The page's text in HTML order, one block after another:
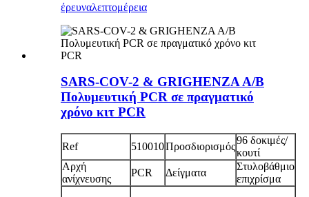
έρευναλεπτομέρεια
SARS-COV-2 & GRIGHENZA A/B
Πολυμευτική PCR σε πραγματικό
χρόνο κιτ PCR
Ref 510010Προσδιορισμός
96 δοκιμές/
κουτί
Αρχή
ανίχνευσης
PCR Δείγματα
Στυλοβάθμιο
επιχρίσμα